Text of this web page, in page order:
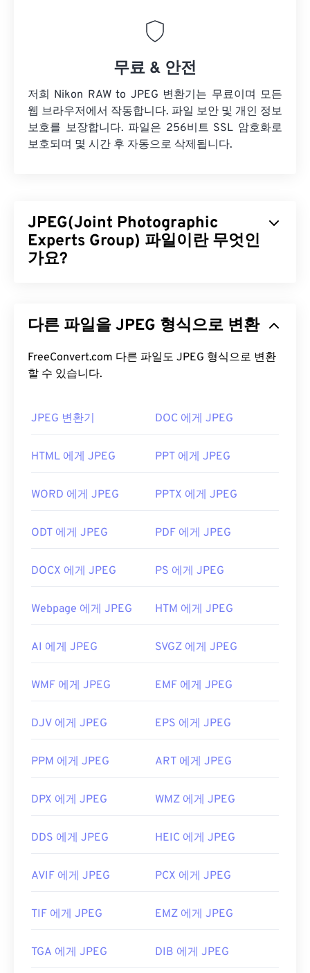
무료 & 안전
저희 Nikon RAW to JPEG 변환기는 무료이며 모든
웹 브라우저에서 작동합니다. 파일 보안 및 개인 정보
보호를 보장합니다. 파일은 256비트 SSL 암호화로
보호되며 몇 시간 후 자동으로 삭제됩니다.
JPEG(Joint Photographic
Experts Group) 파일이란 무엇인
가요?
파일 형식입니다. JPEG가 제공하는 뛰어난 압축률
가 비교적 작아 인터넷 전송 및 웹사이트 사용에 매우
적합합니다. 저희의
더 나은 압축률이 필요하다면JPG를 WebP로
일 형식입니다.
JPEG 파일을 인식하고 열 수 있습니다. JPEG 파일을
선택하여 파일을 열려면 마우스 오른쪽 버튼을 클릭
JPEG 파일은 Chrome
과 같은 인기 웹 브라우저,
Apple Preview
와 같은 Mac OS 애플리케이션에서
개발: Joint Photographic Experts Group
최초 출시: 1992년 9월 18일
https://en.wikipedia.org/wiki/JPEG
다른 파일을 JPEG 형식으로 변환
FreeConvert.com 다른 파일도 JPEG 형식으로 변환
할 수 있습니다.
JPEG 변환기 DOC 에게 JPEG
HTML 에게 JPEG PPT 에게 JPEG
WORD 에게 JPEG PPTX 에게 JPEG
ODT 에게 JPEG PDF 에게 JPEG
DOCX 에게 JPEG PS 에게 JPEG
Webpage 에게 JPEG HTM 에게 JPEG
AI 에게 JPEG SVGZ 에게 JPEG
WMF 에게 JPEG EMF 에게 JPEG
DJV 에게 JPEG EPS 에게 JPEG
PPM 에게 JPEG ART 에게 JPEG
DPX 에게 JPEG WMZ 에게 JPEG
DDS 에게 JPEG HEIC 에게 JPEG
AVIF 에게 JPEG PCX 에게 JPEG
TIF 에게 JPEG EMZ 에게 JPEG
TGA 에게 JPEG DIB 에게 JPEG